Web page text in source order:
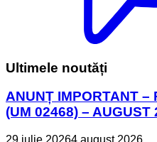
Ultimele noutăți
ANUNȚ IMPORTANT –
(UM 02468) – AUGUST
29 iulie 20264 august 2026